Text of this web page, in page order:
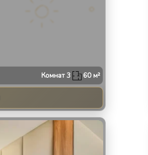
Комнат3 60м²